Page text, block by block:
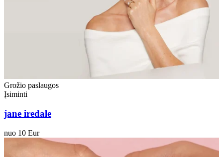
Grožio paslaugos
Įsiminti
jane iredale
nuo 10 Eur